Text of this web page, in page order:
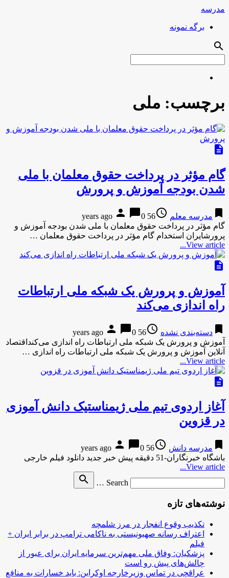
مدرسه
برگه نمونه
search
برچسب: ملی
description
گام مؤثر در پرداخت حقوق معلمان با ملی
شدن بودجه آموزش و پرورش
bookmark مدرسه معلم access_time
56 years ago
person chat_bubble0
گام مؤثر در پرداخت حقوق معلمان با ملی شدن بودجه آموزش و
پرورشایران استخدام گام مؤثر در پرداخت حقوق معلمان …
View article...
description
آموزش و پرورش یک شبکه ملی ارتباطات
راه اندازی می‌کند
bookmark دسته‌بندی نشده access_time
56 years ago
person chat_bubble0
آموزش و پرورش یک شبکه ملی ارتباطات راه اندازی می‌کنداقتصاد
آنلاین آموزش و پرورش یک شبکه ملی ارتباطات راه اندازی …
View article...
description
آغاز اردوی تیم ملی ژیمناستیک دانش آموزی
در قزوین
bookmark مدرسه دانش access_time
56 years ago
person chat_bubble0
باشگاه خبرنگاران-51 دقیقه پیش خبر جدید دانلود فیلم خارجی
View article...
Search …
search
نوشته‌های تازه
تکذیب وقوع انفجار در مرز شلمچه
اعتراف رسانه صهیونیستی به ناکامی ترامپ در برابر ایران +
فیلم
پزشکیان: وفاق ملی مهم‌ترین سرمایه ایران برای عبور از
چالش‌های پیش رو است
عراقچی در تماس وزیرخارجه اوکراین: باید خسارات به منافع